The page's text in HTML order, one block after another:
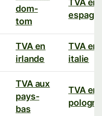
dom-
tom
TVA en
TVA en
irlande
TVA en
italie
TVA aux
pays-
bas
TVA en